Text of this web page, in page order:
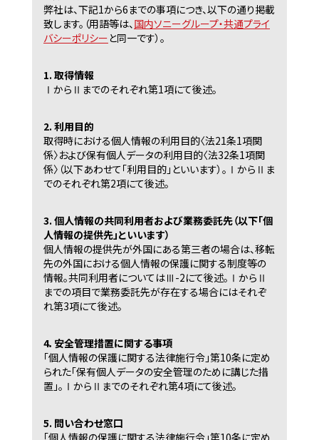
弊社は、下記1から6までの事項につき、以下の通り掲載
致します。（用語等は、国内ソニーグループ・共通プライ
バシーポリシーと同一です）。
1. 取得情報
ⅠからⅡまでのそれぞれ第1項にて後述。
2. 利用目的
取得時における個人情報の利用目的〈法21条1項関
係〉および保有個人データの利用目的〈法32条1項関
係〉（以下あわせて「利用目的」といいます）。ⅠからⅡま
でのそれぞれ第2項にて後述。
3. 個人情報の共同利用者および業務委託先（以下「個
人情報の提供先」といいます）
個人情報の提供先が外国にある第三者の場合は、移転
先の外国における個人情報の保護に関する制度等の
情報。共同利用者についてはⅢ-2にて後述。ⅠからⅡ
までの項目で業務委託先が存在する場合にはそれぞ
れ第3項にて後述。
4．安全管理措置に関する事項
「個人情報の保護に関する法律施行令」第10条に定め
られた「保有個人データの安全管理のために講じた措
置」。ⅠからⅡまでのそれぞれ第4項にて後述。
5. 問い合わせ窓口
「個人情報の保護に関する法律施行令」第10条に定め